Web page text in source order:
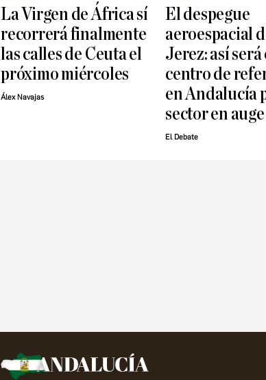
La Virgen de África sí
recorrerá finalmente
las calles de Ceuta el
próximo miércoles
Álex Navajas
El despegue
aeroespacial
Jerez: así será
centro de
en Andalucía
sector en auge
El Debate